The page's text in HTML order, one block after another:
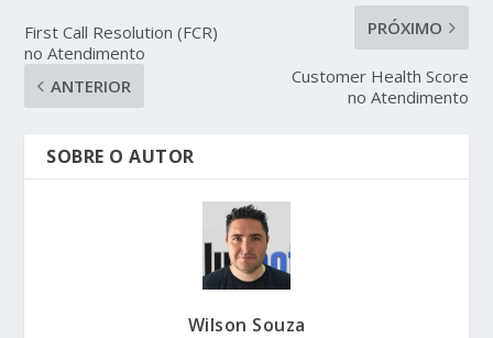
First Call Resolution (FCR)
no Atendimento
ANTERIOR
PRÓXIMO
Customer Health Score
no Atendimento
SOBRE O AUTOR
Wilson Souza